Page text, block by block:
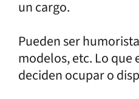
un cargo.
Pueden ser
modelos, etc. Lo que
deciden ocupar o